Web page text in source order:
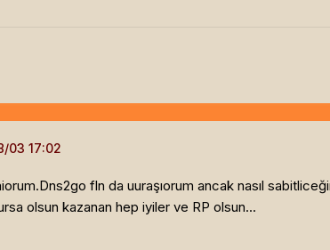
fln da uuraşıorum ancak nasıl
olsun kazanan hep iyiler ve RP olsun...